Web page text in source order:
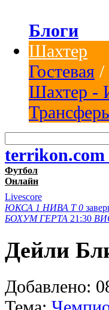
Блоги
Шахтер
Гостевая /
Шахтер -
Футбол
Онлайн
Livescore
ЮКСА 1 НИВА Т 0
БОХУМ ГЕРТА 21:30
Дейли
Добавлено: